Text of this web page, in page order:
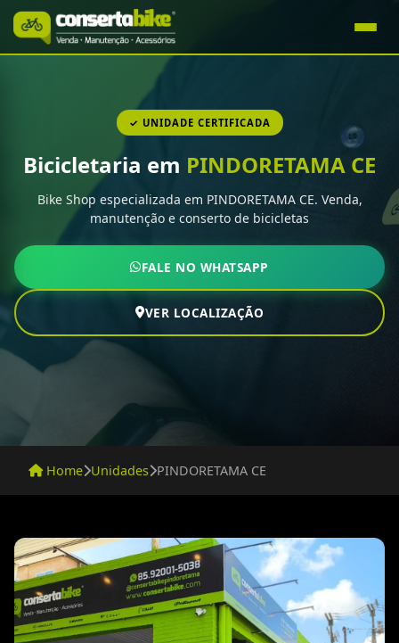
✓ UNIDADE CERTIFICADA
Bicicletaria em PINDORETAMA CE
Bike Shop especializada em PINDORETAMA CE. Venda,
manutenção e conserto de bicicletas
FALE NO WHATSAPP
VER LOCALIZAÇÃO
Home Unidades PINDORETAMA CE